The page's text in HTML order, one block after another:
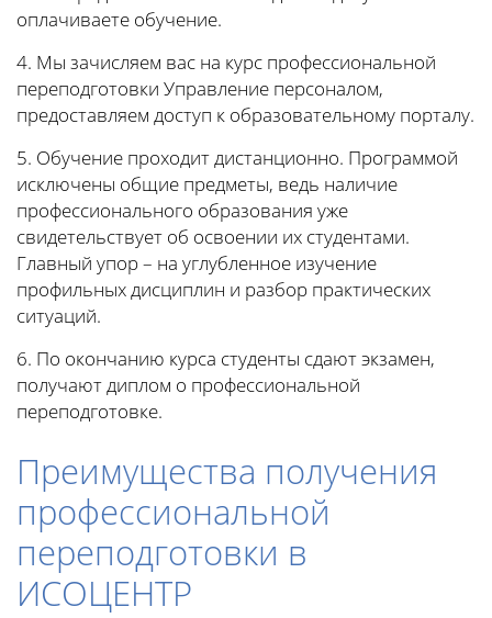
оплачиваете обучение.
4. Мы зачисляем вас на курс профессиональной
переподготовки Управление персоналом,
предоставляем доступ к образовательному порталу.
5. Обучение проходит дистанционно. Программой
исключены общие предметы, ведь наличие
профессионального образования уже
свидетельствует об освоении их студентами.
Главный упор – на углубленное изучение
профильных дисциплин и разбор практических
ситуаций.
6. По окончанию курса студенты сдают экзамен,
получают диплом о профессиональной
переподготовке.
Преимущества получения
профессиональной
переподготовки в
ИСОЦЕНТР